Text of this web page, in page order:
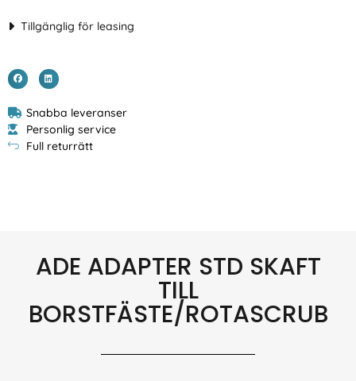
Tillgänglig för leasing
Snabba leveranser
Personlig service
Full returrätt
ADE ADAPTER STD SKAFT
TILL
BORSTFÄSTE/ROTASCRUB